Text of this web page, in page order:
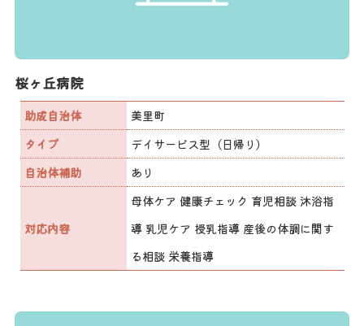
桜ヶ丘病院
助成自治体
美里町
タイプ
デイサービス型（日帰り）
自治体補助
あり
対応内容
母体ケア 健康チェック 育児相談 沐浴指
導 乳児ケア 授乳指導 産後の体調に関す
る相談 栄養指導